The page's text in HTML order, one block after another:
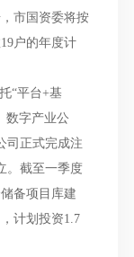
市国资委将按
户的年度计
“平台+基
数字产业公
司正式完成注
。截至一季度
备项目库建
计划投资1.7